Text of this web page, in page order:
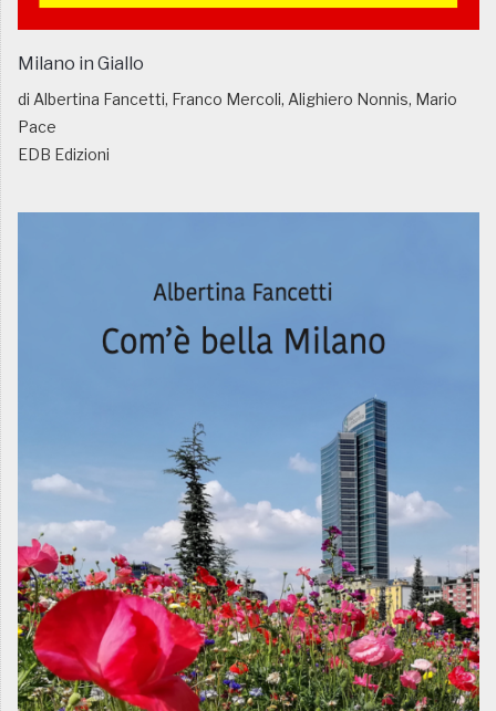
Milano in Giallo
di Albertina Fancetti, Franco Mercoli, Alighiero Nonnis, Mario
Pace
EDB Edizioni